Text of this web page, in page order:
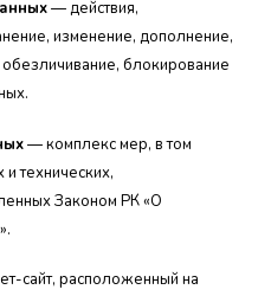
— действия,
изменение, дополнение,
блокирование
— комплекс мер, в том
итехнических,
енных Законом РК «О
сайт, расположенный на